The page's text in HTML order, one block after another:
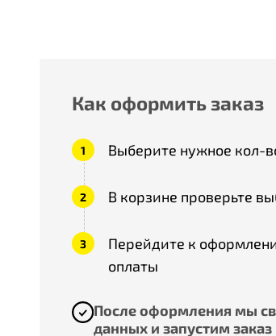
Как оформить заказ
Выберите нужное кол-
В корзине проверьте
Перейдите к
оплаты
После оформления мы
данных и запустим заказ